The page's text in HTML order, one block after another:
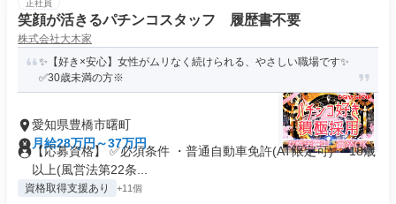
正社員
笑顔が活きるパチンコスタッフ 履歴書不要
株式会社大木家
✨【好き×安心】女性がムリなく続けられる、やさしい職場です✨
✅30歳未満の方※
愛知県豊橋市曙町
月給28万円～37万円
【応募資格】 ✅必須条件 ・普通自動車免許(AT限定可) ・18歳
以上(風営法第22条...
資格取得支援あり +11個